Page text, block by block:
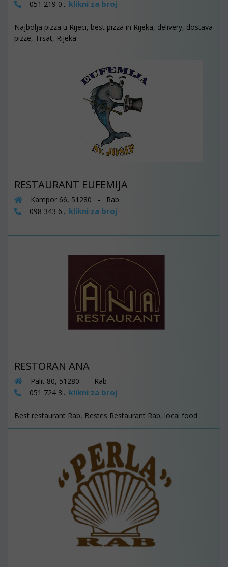
051 219 0... klikni za broj
Najbolja pizza u Rijeci, best pizza in Rijeka, delivery, dostava
pizze, Trsat, Rijeka
RESTAURANT EUFEMIJA
Kampor 66, 51280 - Rab
098 343 6... klikni za broj
RESTORAN ANA
Palit 80, 51280 - Rab
051 724 3... klikni za broj
Best restaurant Rab, Bestes Restaurant Rab, local food